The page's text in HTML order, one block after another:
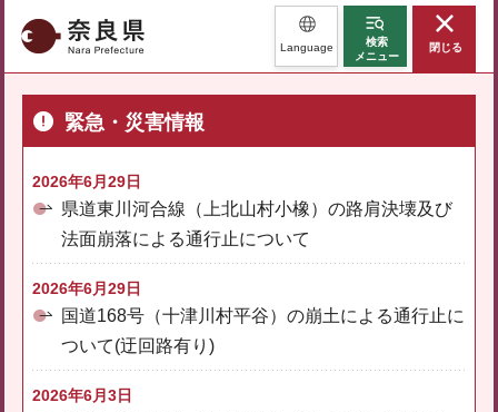
奈良県 Language
検索
メニュー
閉じる
緊急・災害情報
2026年6月29日
県道東川河合線（上北山村小橡）の路肩決壊及び
法面崩落による通行止について
2026年6月29日
国道168号（十津川村平谷）の崩土による通行止に
ついて(迂回路有り)
2026年6月3日